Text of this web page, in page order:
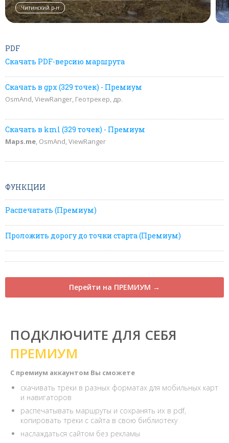
Читинский р-н
PDF
Скачать PDF-версию маршрута
Скачать в gpx (329 точек) - Премиум
OsmAnd, ViewRanger, Геотрекер, др.
Скачать в kml (329 точек) - Премиум
Maps.me, OsmAnd, ViewRanger
ФУНКЦИИ
Распечатать (Премиум)
Проложить дорогу до точки старта (Премиум)
Перейти на ПРЕМИУМ →
ПОДКЛЮЧИТЕ ДЛЯ СЕБЯ
ПРЕМИУМ
С премиум аккаунтом Вы сможете
скачивать треки в разных форматах для мобильных карт
и навигаторов
распечатывать маршруты и сохранять их в pdf,
копировать треки с сайта в свою библиотеку
наслаждаться сайтом без рекламы